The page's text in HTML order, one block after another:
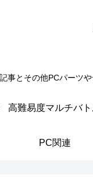
事とその他PCパーツ
高難易度マルチバ
PC関連